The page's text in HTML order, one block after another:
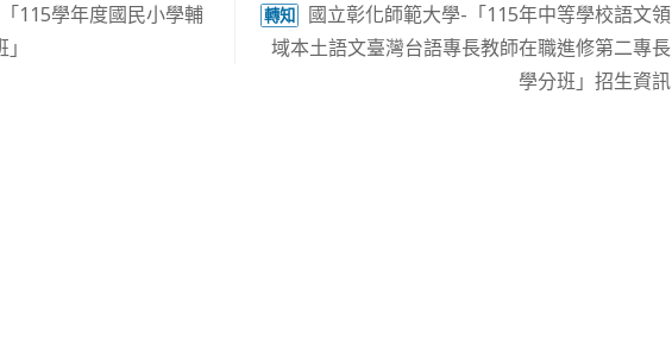
115學年度國民小學輔
轉知
國立彰化師範大學-「115年中等學校語文領
域本土語文臺灣台語專長教師在職進修第二專長
學分班」招生資訊